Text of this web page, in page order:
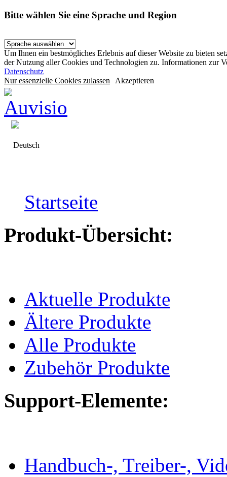
Bitte wählen Sie eine Sprache und Region
Um Ihnen ein bestmögliches Erlebnis auf dieser Website zu bieten
der Nutzung aller Cookies und Technologien zu. Informationen zur
Datenschutz
Nur essenzielle Cookies zulassen Akzeptieren
Deutsch
Startseite
Produkt-Übersicht:
Aktuelle Produkte
Ältere Produkte
Alle Produkte
Zubehör Produkte
Support-Elemente:
Handbuch-, Treiber-,